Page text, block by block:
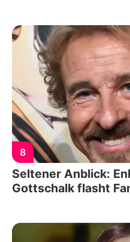
8
Seltener Anblick:
Gottschalk flasht